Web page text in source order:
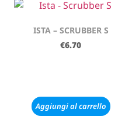
ISTA – SCRUBBER S
€6.70
Aggiungi al carrello